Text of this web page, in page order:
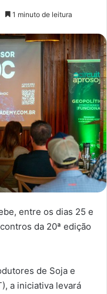
1 minuto de leitura
entre os dias 25 e
da 20ª edição
de Soja e
a iniciativa levará